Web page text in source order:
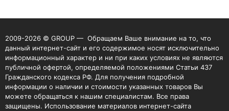
2009-2026 © GROUP — Обращаем Ваше внимание на то, что
данный интернет-сайт и его содержимое носят исключительно
информационный характер и ни при каких условиях не являются
публичной офертой, определяемой положениями Статьи 437
Гражданского кодекса РФ. Для получения подробной
информации о наличии и стоимости указанных товаров Вы
можете обращаться к нашим специалистам. Все права
защищены. Использование материалов интернет-сайта